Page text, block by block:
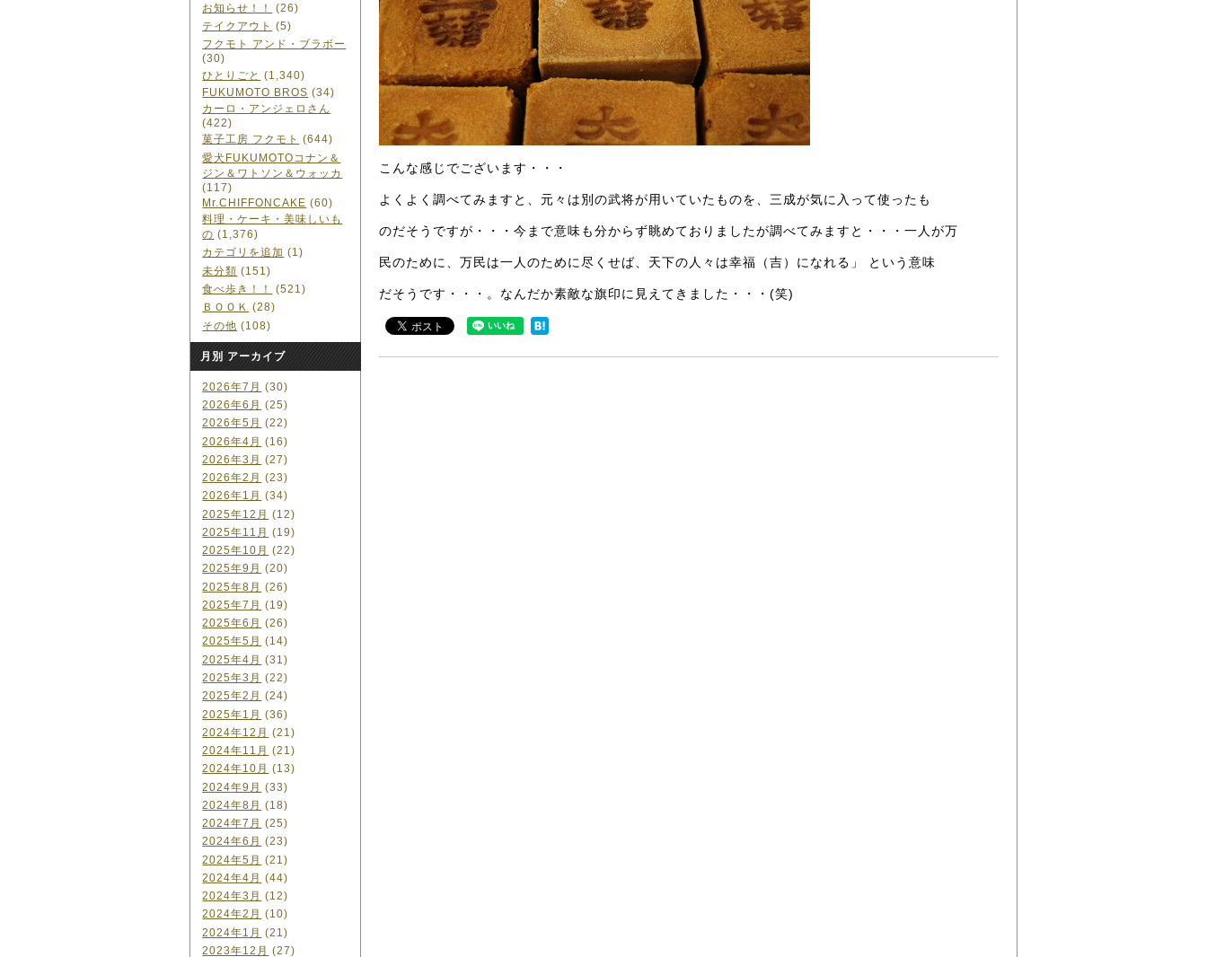
こんな感じでございます・・・
よくよく調べてみますと、元々は別の武将が用いていたものを、三成が気に入って使ったも
のだそうですが・・・今まで意味も分からず眺めておりましたが調べてみますと・・・一人が万
民のために、万民は一人のために尽くせば、天下の人々は幸福（吉）になれる」 という意味
だそうです・・・。なんだか素敵な旗印に見えてきました・・・(笑)
お知らせ！！
(26)
テイクアウト (5)
フクモト アンド・ブラボー
(30)
ひとりごと (1,340)
FUKUMOTO BROS (34)
カーロ・アンジェロさん
(422)
菓子工房 フクモト (644)
愛犬FUKUMOTOコナン＆
ジン＆ワトソン＆ウォッカ
(117)
Mr.CHIFFONCAKE (60)
料理・ケーキ・美味しいも
の (1,376)
カテゴリを追加 (1)
未分類 (151)
食べ歩き！！
(521)
ＢＯＯＫ (28)
その他 (108)
月別 アーカイブ
2026年7月 (30)
2026年6月 (25)
2026年5月 (22)
2026年4月 (16)
2026年3月 (27)
2026年2月 (23)
2026年1月 (34)
2025年12月 (12)
2025年11月 (19)
2025年10月 (22)
2025年9月 (20)
2025年8月 (26)
2025年7月 (19)
2025年6月 (26)
2025年5月 (14)
2025年4月 (31)
2025年3月 (22)
2025年2月 (24)
2025年1月 (36)
2024年12月 (21)
2024年11月 (21)
2024年10月 (13)
2024年9月 (33)
2024年8月 (18)
2024年7月 (25)
2024年6月 (23)
2024年5月 (21)
2024年4月 (44)
2024年3月 (12)
2024年2月 (10)
2024年1月 (21)
2023年12月 (27)